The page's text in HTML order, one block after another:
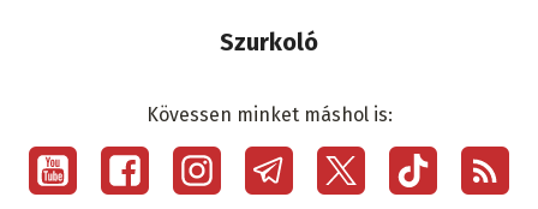
Szurkoló
Social
menu
Kövessen minket máshol is: